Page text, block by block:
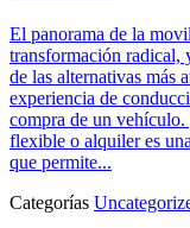
El panorama de la
transformación radical,
de las alternativas más
experiencia de
compra de un
flexible o alquiler es
que permite...
Categorías